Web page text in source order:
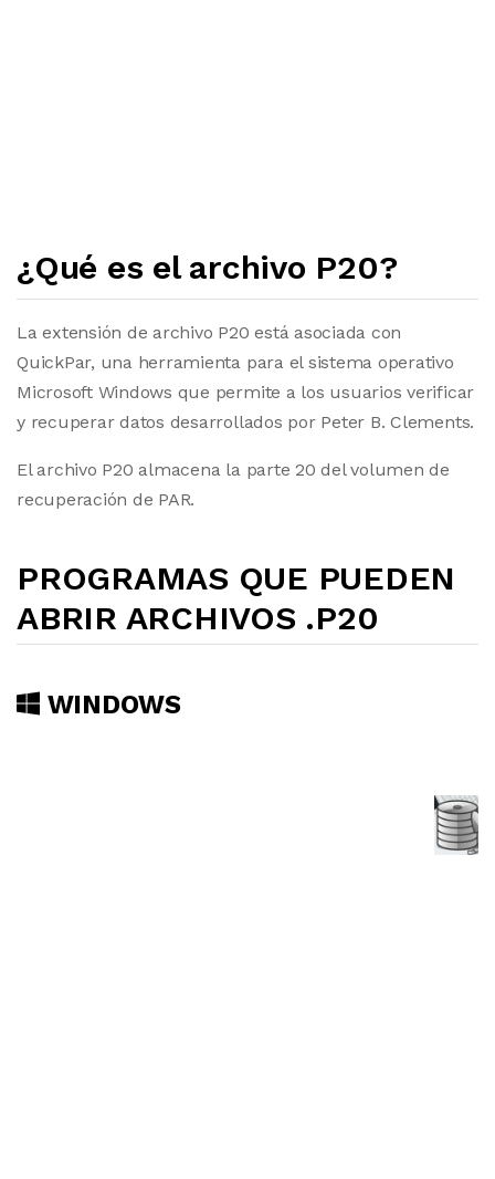
¿Qué es el archivo P20?
La extensión de archivo P20 está asociada con
QuickPar, una herramienta para el sistema operativo
Microsoft Windows que permite a los usuarios verificar
y recuperar datos desarrollados por Peter B. Clements.
El archivo P20 almacena la parte 20 del volumen de
recuperación de PAR.
PROGRAMAS QUE PUEDEN
ABRIR ARCHIVOS .P20
WINDOWS